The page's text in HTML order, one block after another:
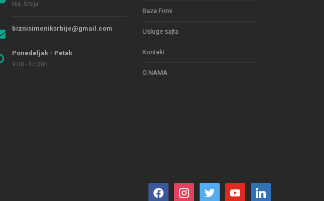
Niš, Srbija
biznisimeniksrbije@gmail.com
Ponedeljak - Petak
9:00 - 17:00h
Baza Firmi
Usluge sajta
Kontakt
O NAMA